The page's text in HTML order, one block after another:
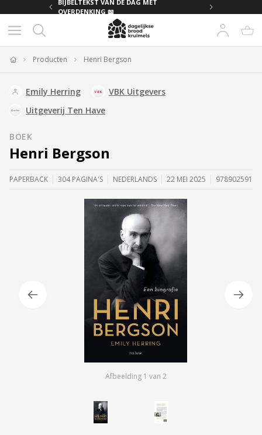
BIJBELTEKST VAN DE DAG MET
OVERDENKING 📖
Producten Henri Bergson
Emily Herring
VBK Uitgevers
Uitgeverij Ten Have
BOEK
Henri Bergson
PAPERBACK 304 PAGINA'S NEDERLANDS 22 MEI 2025
Afbeelding 1 van 2